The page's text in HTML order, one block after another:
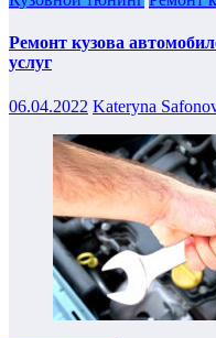
Ремонт кузова
услуг
06.04.2022 Kateryna